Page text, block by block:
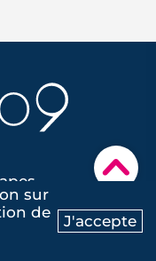
nous
▾
7 °C
à cibler la
plan Pleine
sur
de
J'accepte